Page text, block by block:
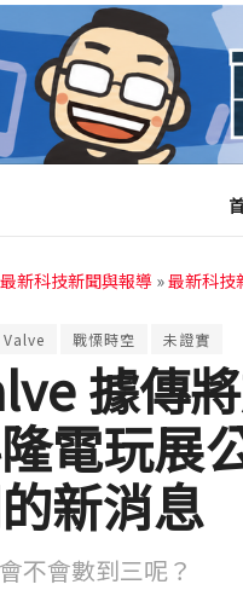
最新科技新聞與報導 »最新科技
Valve 戰慄時空 未證實
據傳
電玩展
新消息
不會數到三呢？